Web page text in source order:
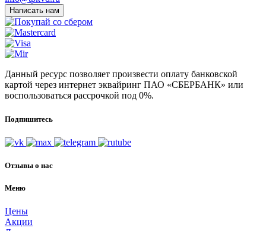
Написать нам
Данный ресурс позволяет произвести оплату банковской
картой через интернет эквайринг ПАО «СБЕРБАНК» или
воспользоваться рассрочкой под 0%.
Подпишитесь
Отзывы о нас
Меню
Цены
Акции